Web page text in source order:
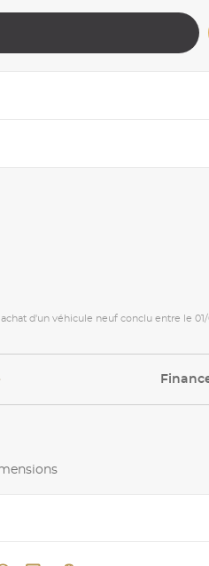
d'un véhicule neuf conclu entre le